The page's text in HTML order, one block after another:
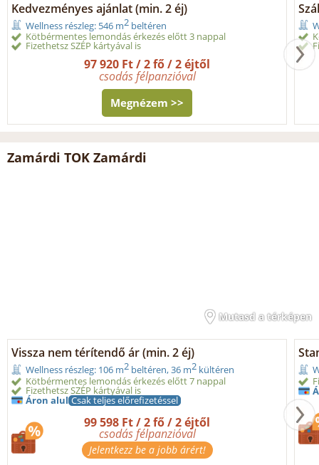
Kedvezményes ajánlat (min. 2 éj)
Wellness részleg: 546 m2 beltéren
Kötbérmentes lemondás érkezés előtt 3 nappal
Fizethetsz SZÉP kártyával is
97 920 Ft / 2 fő / 2 éjtől
csodás félpanzióval
Megnézem >>
Zamárdi TOK Zamárdi
Mutasd a térképen
Vissza nem térítendő ár (min. 2 éj)
Wellness részleg: 106 m2 beltéren, 36 m2 kültéren
Kötbérmentes lemondás érkezés előtt 7 nappal
Fizethetsz SZÉP kártyával is
Áron alul Csak teljes előrefizetéssel
99 598 Ft / 2 fő / 2 éjtől
csodás félpanzióval
Jelentkezz be a jobb árért!